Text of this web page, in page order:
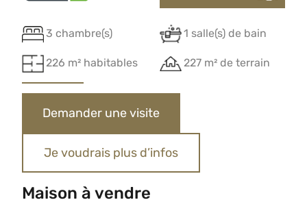
3 chambre(s) 1 salle(s) de bain
226 m² habitables 227 m² de terrain
Demander une visite
Je voudrais plus d’infos
Maison à vendre